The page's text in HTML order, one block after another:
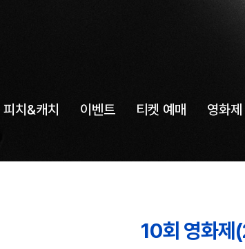
피치&캐치 이벤트 티켓 예매 영화
10회 영화